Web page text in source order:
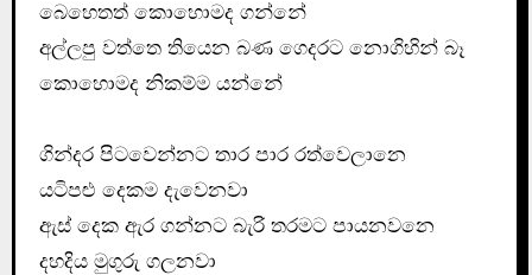
බෙහෙතත් කොහොමද ගන්නේ
අල්ලපු වත්තෙ තියෙන බණ ගෙදරට නොගිහින් බෑ
කොහොමද නිකම්ම යන්නේ
ගින්දර පිටවෙන්නට තාර පාර රත්වෙලානෙ
යටිපළු දෙකම දැවෙනවා
ඇස් දෙක ඇර ගන්නට බැරි තරමට පායනවනෙ
දහදිය මුගුරු ගලනවා